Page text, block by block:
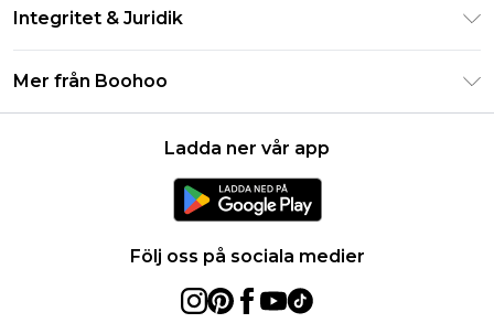
Studentrabatt - UNiDAYS
Boohoo-appen
Storleksguide
Leveransinformation
Returnerar information
Integritet & Juridik
Integritetspolicy
Mer från Boohoo
Ladda ner vår app
Följ oss på sociala medier